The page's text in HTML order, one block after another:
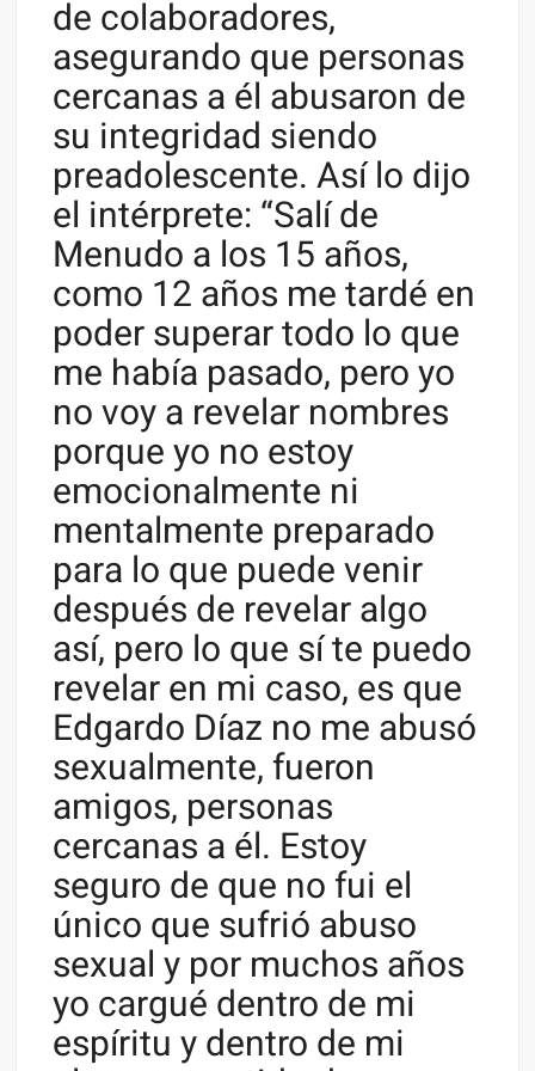
de colaboradores,
asegurando que personas
cercanas a él abusaron de
su integridad siendo
preadolescente. Así lo dijo
el intérprete: “Salí de
Menudo a los 15 años,
como 12 años me tardé en
poder superar todo lo que
me había pasado, pero yo
no voy a revelar nombres
porque yo no estoy
emocionalmente ni
mentalmente preparado
para lo que puede venir
después de revelar algo
así, pero lo que sí te puedo
revelar en mi caso, es que
Edgardo Díaz no me abusó
sexualmente, fueron
amigos, personas
cercanas a él. Estoy
seguro de que no fui el
único que sufrió abuso
sexual y por muchos años
yo cargué dentro de mi
espíritu y dentro de mi